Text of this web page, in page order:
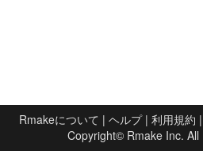
Rmakeについて | ヘルプ| 利用規約 |
Copyright© Rmake Inc. All